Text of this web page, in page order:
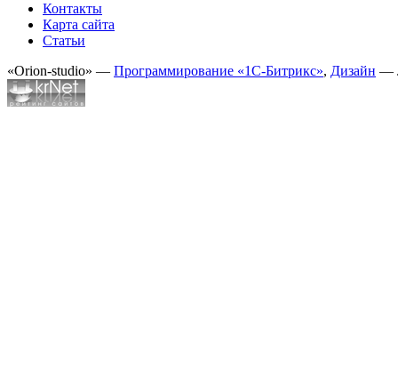
Контакты
Карта сайта
Статьи
«Orion-studio» — Программирование «1С-Битрикс», Дизайн —